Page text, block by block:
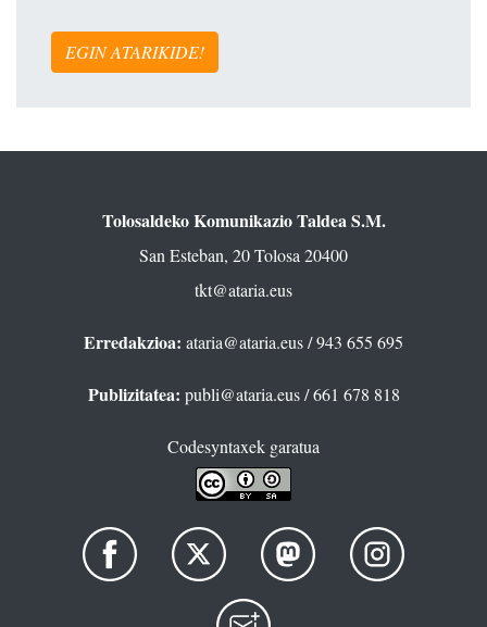
EGIN ATARIKIDE!
Tolosaldeko Komunikazio Taldea S.M.
San Esteban, 20 Tolosa 20400
tkt@ataria.eus
Erredakzioa: ataria@ataria.eus/ 943 655 695
Publizitatea: publi@ataria.eus/ 661 678 818
Codesyntaxek garatua